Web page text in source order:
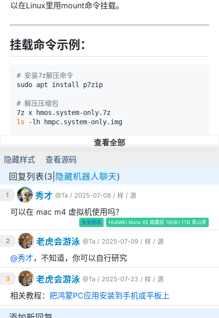
以在Linux里用mount命令挂载。
挂载命令示例：
# 安装7z解压命令
sudo apt install p7zip
# 解压压缩包
7z x hmos.system-only.7z
ls -lh hmpc.system-only.img
# 安装erofs命令行工具以及fuse支持
sudo losetup -f
# 假设 sudo losetup -f 输出了 /dev/loop9
# 把解压出来的镜像绑定到loop设备
sudo losetup -P /dev/loop9 ./hmpc.system-only.i
mg
ls /dev/loop9*
sudo fdisk -l /dev/loop9
mkdir ./system
mount /dev/loop9p55 ./system
查看全部
隐藏样式 查看源码
回复列表(3| 隐藏机器人聊天)
1 秀才 @Ta / 2025-07-08 / 样 / 源
可以在 mac m4 虚拟机使用吗？
HUAWEI Mate X5 典藏版 16GB+1TB 青山黛
兔兔图床
2 老虎会游泳 @Ta / 2025-07-09 / 样 / 源
@秀才，不知道，你可以自行研究
3 老虎会游泳 @Ta / 2025-07-23 / 样 / 源
相关教程： 把鸿蒙PC应用安装到手机或平板上